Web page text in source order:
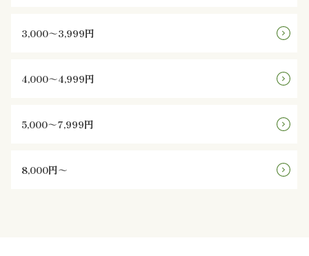
ー
客
3,000～3,999円
4,000～4,999円
5,000～7,999円
8,000円～